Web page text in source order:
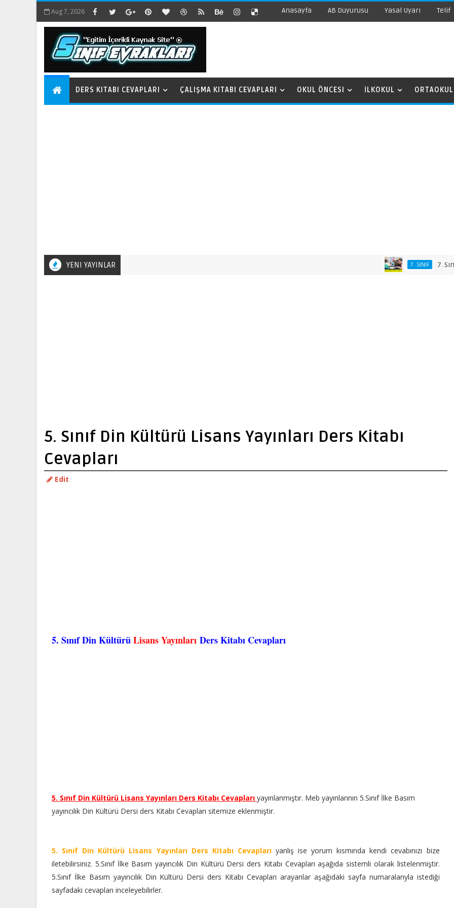
Aug 7, 2026 Anasayfa AB Duyurusu Yasal Uyarı Telif
DERS KITABI CEVAPLARI ÇALIŞMA KITABI CEVAPLARI OKUL ÖNCESI İLKOKUL ORTAOKUL
YENI YAYINLAR 7. SINIF 7. Sınıf
5. Sınıf Din Kültürü Lisans Yayınları Ders Kitabı
Cevapları
Edit
5. Sınıf Din KültürüLisans Yayınları Ders Kitabı Cevapları
5. Sınıf Din Kültürü Lisans Yayınları Ders Kitabı Cevapları yayınlanmıştır. Meb yayınlarının 5.Sınıf İlke Basım
yayıncılık Din Kültürü Dersi ders Kitabı Cevapları sitemize eklenmiştir.
5. Sınıf Din Kültürü Lisans Yayınları Ders Kitabı Cevaplarıyanlış ise yorum kısmında kendi cevabınızı bize
iletebilirsiniz. 5.Sınıf İlke Basım yayıncılık Din Kültürü Dersi ders Kitabı Cevapları aşağıda sistemli olarak listelenmiştir.
5.Sınıf İlke Basım yayıncılık Din Kültürü Dersi ders Kitabı Cevapları arayanlar aşağıdaki sayfa numaralarıyla istediği
sayfadaki cevapları inceleyebilirler.